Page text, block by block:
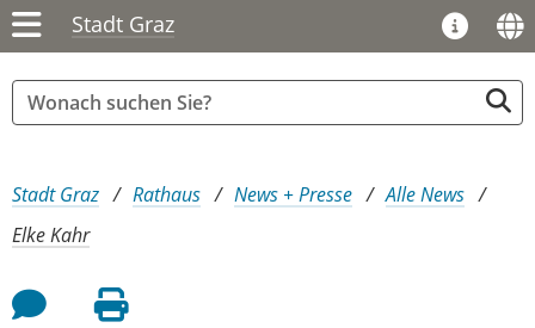
Stadt Graz
Sie sind hier:
Stadt Graz Rathaus News + Presse
Alle News
Elke Kahr
Feedback an Autor
Seite drucken